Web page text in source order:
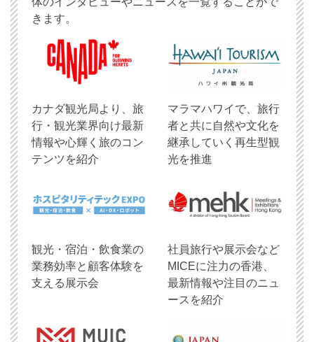
きます。
​カナダ観光局より、旅
行・観光業界向け最新
情報や心輝く旅のコン
テンツを紹介
マラマハワイで、旅行
者と共に自然や文化を
継承していく再生型観
光を推進
観光・宿泊・飲食業の
業務効率と顧客体験を
支える展示会
社員旅行や展示会など
MICEに注力の香港、
最新情報や注目のニュ
ースを紹介